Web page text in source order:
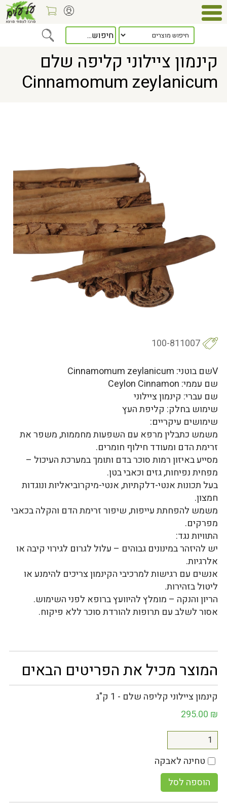
> קינמון ציילוני קליפה שלם Cinnamomum zeylanicum
קינמון ציילוני קליפה שלם
Cinnamomum zeylanicum
100-811007
Vשם בוטני: Cinnamomum zeylanicum
שם עממי: Ceylon Cinnamon
שם עברי: קינמון ציילוני
שימוש בחלק: קליפת העץ
שימושים עיקריים:
משמש כתבלין מרפא עם השפעות מחממות, משפר את
זרימת הדם ומעודד חילוף חומרים.
מסייע באיזון רמות סוכר בדם ותומך במערכת העיכול –
מפחית נפיחות, גזים וכאבי בטן.
בעל תכונות אנטי-דלקתיות, אנטי-מיקרוביאליות ונוגדות
חמצון.
משמש להפחתת עייפות, שיפור זרימת הדם והקלה בכאבי
מפרקים.
התוויות נגד:
יש להיזהר במינונים גבוהים – עלול לגרום לגירוי קיבה או
אלרגיות.
אנשים עם רגישות למרכיבי הקינמון צריכים להימנע או
ליטול בזהירות.
הריון והנקה – מומלץ להיוועץ ברופא לפני השימוש.
אסור לשלב עם תרופות להורדת סוכר ללא פיקוח.
המוצר מכיל את הפריטים הבאים
קינמון ציילוני קליפה שלם - 1 ק"ג
295.00 ₪
טחינה לאבקה
הוספה לסל